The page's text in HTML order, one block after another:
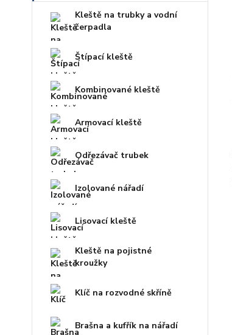
Kleště na trubky a vodní
čerpadla
Štípací kleště
Kombinované kleště
Armovací kleště
Odřezávač trubek
Izolované nářadí
Lisovací kleště
Kleště na pojistné
kroužky
Klíč na rozvodné skříně
Brašna a kufřík na nářadí